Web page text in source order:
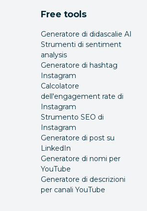
Free tools
Generatore di didascalie AI
Strumenti di sentiment
analysis
Generatore di hashtag
Instagram
Calcolatore
dell'engagement rate di
Instagram
Strumento SEO di
Instagram
Generatore di post su
LinkedIn
Generatore di nomi per
YouTube
Generatore di descrizioni
per canali YouTube